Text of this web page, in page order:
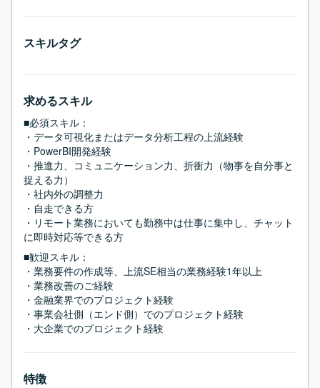
スキルタグ
求めるスキル
■必須スキル：
・データ可視化またはデータ分析工程の上流経験
・PowerBI開発経験
・推進力、コミュニケーション力、折衝力（物事を自分事と
捉える力）
・社内外の調整力
・自走できる方
・リモート業務においても勤務中は仕事に集中し、チャット
に即時対応等できる方
■歓迎スキル：
・業務要件の作成等、上流SE相当の業務経験1年以上
・業務改善のご経験
・金融業界でのプロジェクト経験
・事業会社側（エンド側）でのプロジェクト経験
・大企業でのプロジェクト経験
特徴